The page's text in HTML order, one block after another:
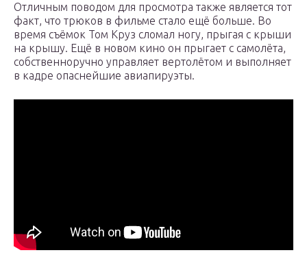
Отличным поводом для просмотра также является тот
факт, что трюков в фильме стало ещё больше. Во
время съёмок Том Круз сломал ногу, прыгая с крыши
на крышу. Ещё в новом кино он прыгает с самолёта,
собственноручно управляет вертолётом и выполняет
в кадре опаснейшие авиапируэты.